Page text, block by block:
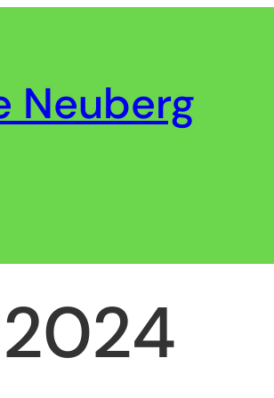
Neuberg